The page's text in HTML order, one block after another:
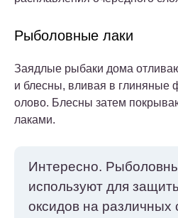
Рыболовные лаки
Заядлые рыбаки дома
и блесны, вливая в глиняные
олово. Блесны затем
лаками.
Интересно.
используют для
оксидов на различных